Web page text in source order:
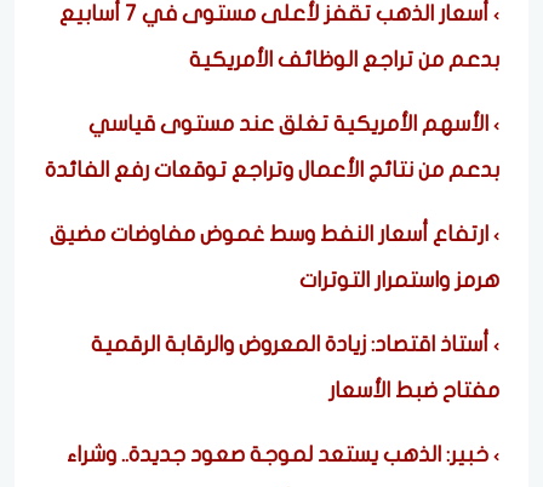
أسعار الذهب تقفز لأعلى مستوى في 7 أسابيع
بدعم من تراجع الوظائف الأمريكية
الأسهم الأمريكية تغلق عند مستوى قياسي
بدعم من نتائج الأعمال وتراجع توقعات رفع الفائدة
ارتفاع أسعار النفط وسط غموض مفاوضات مضيق
هرمز واستمرار التوترات
أستاذ اقتصاد: زيادة المعروض والرقابة الرقمية
مفتاح ضبط الأسعار
خبير: الذهب يستعد لموجة صعود جديدة.. وشراء